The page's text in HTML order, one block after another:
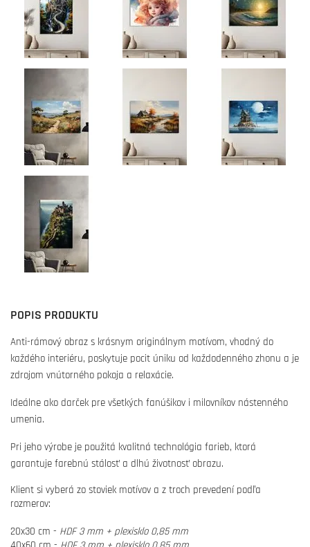
POPIS PRODUKTU
Anti-rámový obraz s krásnym originálnym motívom, vhodný do
každého interiéru, poskytuje pocit úniku od každodenného zhonu a je
zdrojom vnútorného pokoja a relaxácie.
Ideálne ako darček pre všetkých fanúšikov i milovníkov nástenného
umenia.
Pri jeho výrobe je použitá kvalitná technológia farieb, ktorá
garantuje farebnú stálosť a dlhú životnosť obrazu.
Klient si vyberá zo stoviek motívov a z troch prevedení podľa
rozmerov:
20x30 cm - HDF 3 mm + plexisklo 0,85 mm